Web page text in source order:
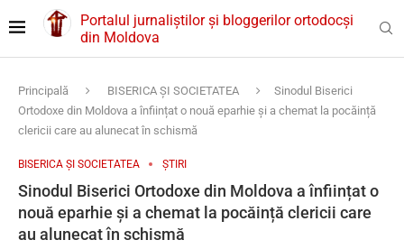
Portalul jurnaliștilor și bloggerilor ortodocși
din Moldova
Principală BISERICA ȘI SOCIETATEA
Sinodul Biserici
Ortodoxe din Moldova a înființat o nouă eparhie și a chemat la pocăință
clericii care au alunecat în schismă
BISERICA ȘI SOCIETATEA ȘTIRI
Sinodul Biserici Ortodoxe din Moldova a înființat o
nouă eparhie și a chemat la pocăință clericii care
au alunecat în schismă